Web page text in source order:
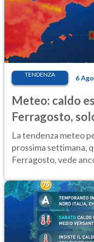
TENDENZA 6
Meteo: caldo
Ferragosto,
Ecco dove
La tendenza meteo
prossima settimana,
Ferragosto, vede